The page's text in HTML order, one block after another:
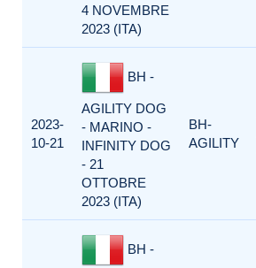
4 NOVEMBRE
2023 (ITA)
2023-
10-21
BH -
AGILITY DOG
- MARINO -
INFINITY DOG
- 21
OTTOBRE
2023 (ITA)
BH-
AGILITY
BH -